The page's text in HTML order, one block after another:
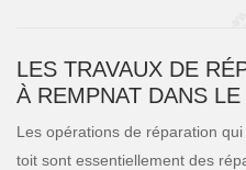
LES TRAVAUX DE
À REMPNAT DANS
Les opérations de réparation
toit sont essentiellement des